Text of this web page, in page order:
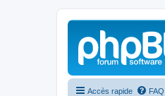
Accès rapide FAQ